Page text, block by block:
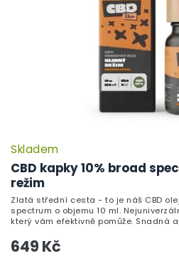
CBD kapky 10% broad
režim
Skladem
649 Kč
Zlatá střední cesta - to je náš CBD
spectrum o objemu 10 ml.
který vám efektivně pomůže. Snadná